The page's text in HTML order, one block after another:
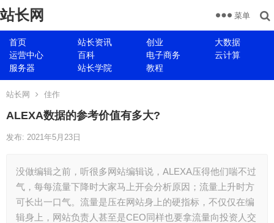
站长网
首页 站长资讯 创业
大数据
运营中心
百科 电子商务
云计算
服务器
站长学院 教程
菜单
站长网 佳作
ALEXA数据的参考价值有多大?
发布: 2021年5月23日
没做编辑之前，听很多网站编辑说，ALEXA压得他们喘不过
气，每每流量下降时大家马上开会分析原因；流量上升时方
可长出一口气。流量是压在网站身上的硬指标，不仅仅在编
辑身上，网站负责人甚至是CEO同样也要拿流量向投资人交